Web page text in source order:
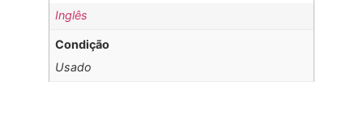
Inglês
Condição
Usado